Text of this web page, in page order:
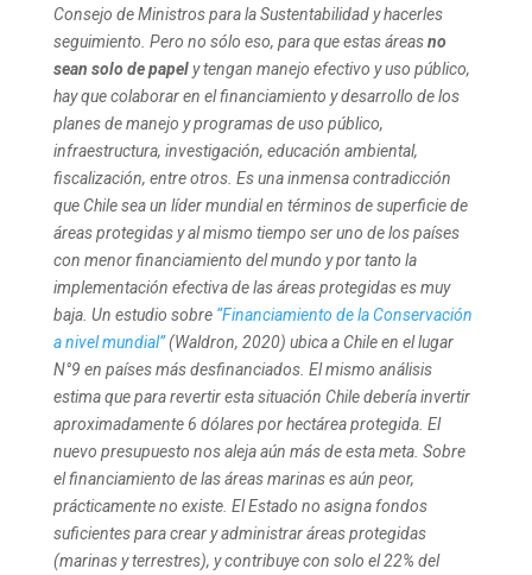
Consejo de Ministros para la Sustentabilidad y hacerles
seguimiento. Pero no sólo eso, para que estas áreasno
sean solo de papely tengan manejo efectivo y uso público,
hay que colaborar en el financiamiento y desarrollo de los
planes de manejo y programas de uso público,
infraestructura, investigación, educación ambiental,
fiscalización, entre otros. Es una inmensa contradicción
que Chile sea un líder mundial en términos de superficie de
áreas protegidas y al mismo tiempo ser uno de los países
con menor financiamiento del mundo y por tanto la
implementación efectiva de las áreas protegidas es muy
baja. Un estudio sobre “Financiamiento de la Conservación
a nivel mundial”(Waldron, 2020) ubica a Chile en el lugar
N°9 en países más desfinanciados. El mismo análisis
estima que para revertir esta situación Chile debería invertir
aproximadamente 6 dólares por hectárea protegida. El
nuevo presupuesto nos aleja aún más de esta meta. Sobre
el financiamiento de las áreas marinas es aún peor,
prácticamente no existe. El Estado no asigna fondos
suficientes para crear y administrar áreas protegidas
(marinas y terrestres), y contribuye con solo el 22% del